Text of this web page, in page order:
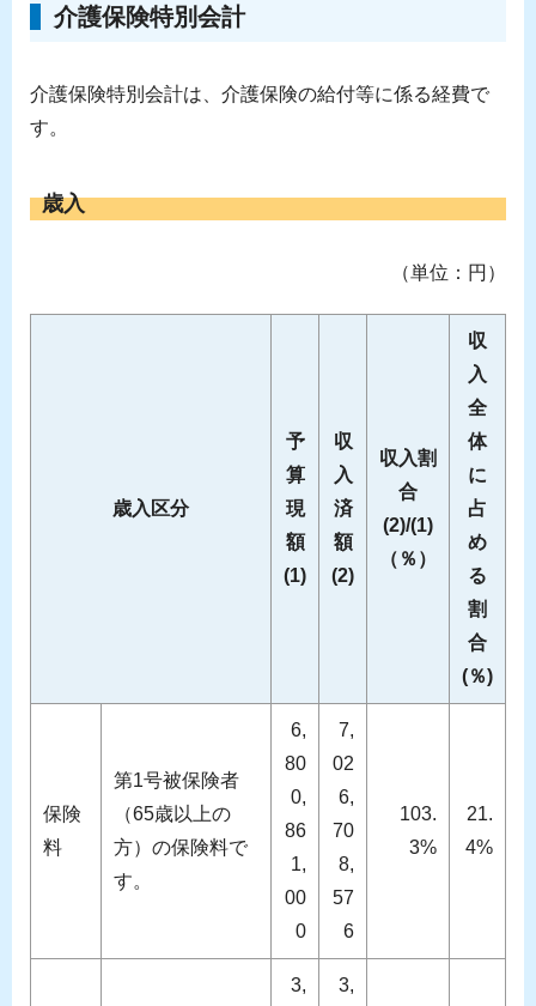
介護保険特別会計
介護保険特別会計は、介護保険の給付等に係る経費で
す。
歳入
（単位：円）
歳入区分
予
算
現
額
(1)
収
入
済
額
(2)
収入割
合
(2)/(1)
（％）
収
入
全
体
に
占
め
る
割
合
(％)
保険
料
第1号被保険者
（65歳以上の
方）の保険料で
す。
6,
80
0,
86
1,
00
0
7,
02
6,
70
8,
57
6
103.
3%
21.
4%
3, 3,